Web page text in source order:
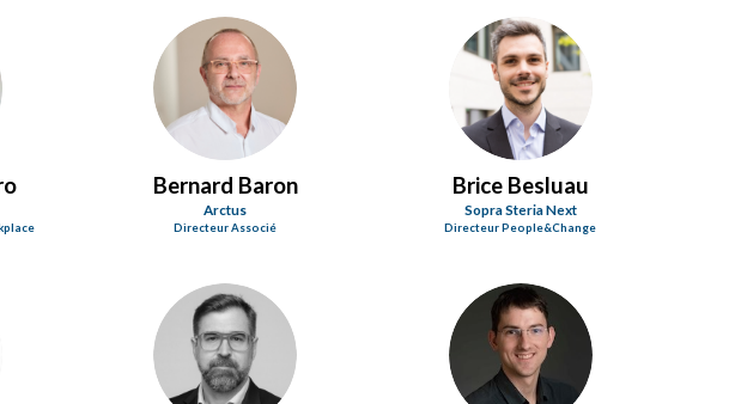
BB
Bernard Baron
Arctus
Directeur Associé
BB
Brice Besluau
Sopra Steria Next
Directeur People&Change
JB MC